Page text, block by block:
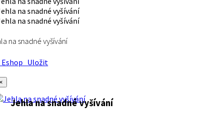
na snadné vyšívání
Uložit
Jehla na snadné vyšívání